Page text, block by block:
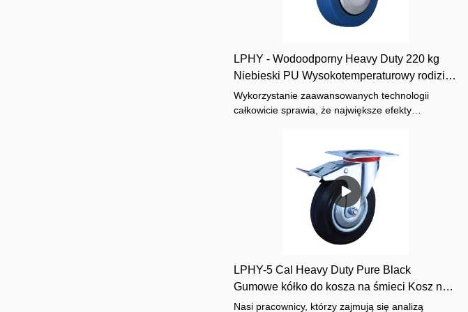
LPHY - Wodoodporny Heavy Duty 220 kg
Niebieski PU Wysokotemperaturowy rodizio
Koła Koła Wytrzymałe walizki
Wykorzystanie zaawansowanych technologii
całkowicie sprawia, że ​​największe efekty
na wysokie temperatury są w pełni wykorzystane.
Ma szeroki zakres zastosowań i teraz nadaje się
LPHY-5 Cal Heavy Duty Pure Black
Gumowe kółko do kosza na śmieci Kosz na
śmieci Kółko na odpady Heavy Duty Cases
Nasi pracownicy, którzy zajmują się analizą